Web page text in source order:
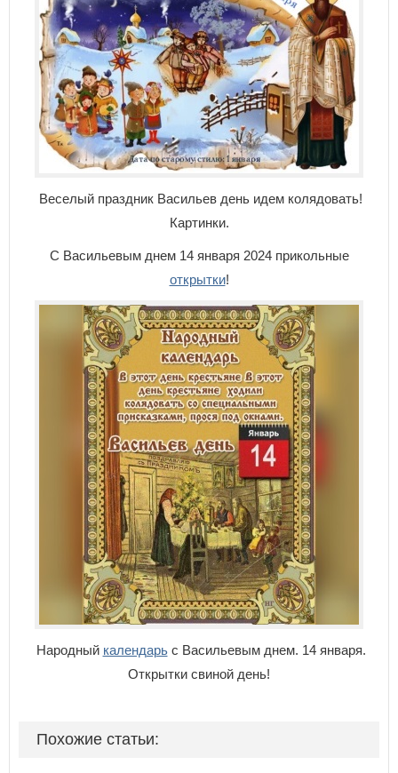
Веселый праздник Васильев день идем колядовать!
Картинки.
С Васильевым днем 14 января 2024 прикольные
открытки!
Народный календарьс Васильевым днем. 14 января.
Открытки свиной день!
Похожие статьи: